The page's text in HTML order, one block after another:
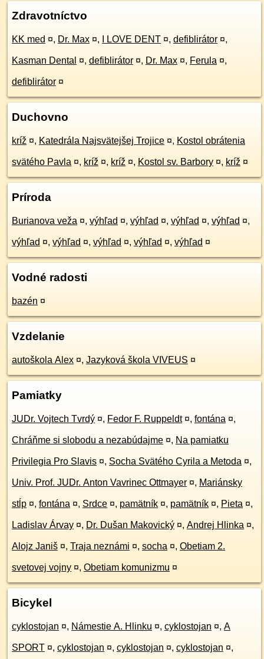
Zdravotníctvo
KK med ¤, Dr. Max ¤, I LOVE DENT ¤, defiblirátor ¤,
Kasman Dental ¤, defiblirátor ¤, Dr. Max ¤, Ferula ¤,
defiblirátor ¤
Duchovno
kríž ¤, Katedrála Najsvätejšej Trojice ¤, Kostol obrátenia
svätého Pavla ¤, kríž ¤, kríž ¤, Kostol sv. Barbory ¤, kríž ¤
Príroda
Burianova veža ¤, výhľad ¤, výhľad ¤, výhľad ¤, výhľad ¤,
výhľad ¤, výhľad ¤, výhľad ¤, výhľad ¤, výhľad ¤
Vodné radosti
bazén ¤
Vzdelanie
autoškola Alex ¤, Jazyková škola VIVEUS ¤
Pamiatky
JUDr. Vojtech Tvrdý ¤, Fedor F. Ruppeldt ¤, fontána ¤,
Chráňme si slobodu a nezabúdajme ¤, Na pamiatku
Privilegia Pro Slavis ¤, Socha Svätého Cyrila a Metoda ¤,
Univ. Prof. JUDr. Anton Vavrinec Ottmayer ¤, Mariánsky
stĺp ¤, fontána ¤, Srdce ¤, pamätník ¤, pamätník ¤, Pieta ¤,
Ladislav Árvay ¤, Dr. Dušan Makovický ¤, Andrej Hlinka ¤,
Alojz Janiš ¤, Traja neznámi ¤, socha ¤, Obetiam 2.
svetovej vojny ¤, Obetiam komunizmu ¤
Bicykel
cyklostojan ¤, Námestie A. Hlinku ¤, cyklostojan ¤, A
SPORT ¤, cyklostojan ¤, cyklostojan ¤, cyklostojan ¤,